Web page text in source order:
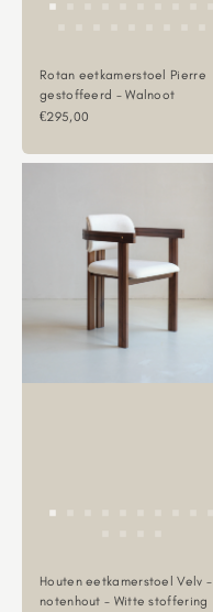
Rotan eetkamerstoel Pierre
gestoffeerd - Walnoot
Aanbiedingsprijs
€295,00
Houten eetkamerstoel Velv -
notenhout - Witte stoffering